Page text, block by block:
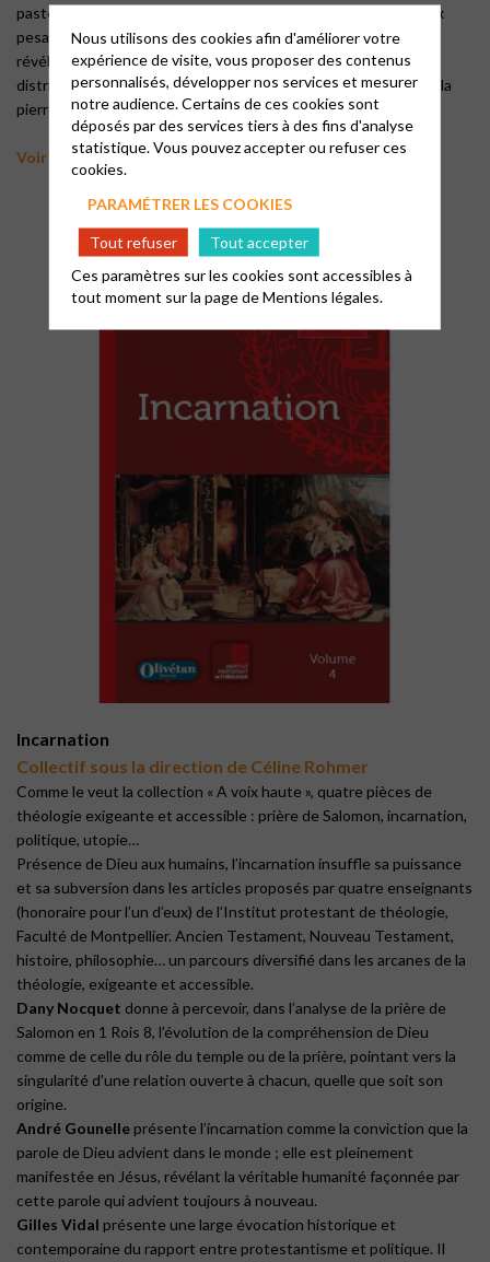
pasteur Arnaud van den Wiele, soulevant l’une après l’autre six
pesantes pierres du quotidien réputées bien loin de Dieu, et
révélant leur part inattendue de grâce : la pierre de la grande
distribution, la pierre de la terre, la pierre de la communication, la
pierre du look, la pierre des déchets, la pierre de l’autre.
Voir plus
Incarnation
Collectif sous la direction de Céline Rohmer
Comme le veut la collection « A voix haute », quatre pièces de
théologie exigeante et accessible : prière de Salomon, incarnation,
politique, utopie…
Présence de Dieu aux humains, l’incarnation insuffle sa puissance
et sa subversion dans les articles proposés par quatre enseignants
(honoraire pour l’un d’eux) de l’Institut protestant de théologie,
Faculté de Montpellier. Ancien Testament, Nouveau Testament,
histoire, philosophie… un parcours diversifié dans les arcanes de la
théologie, exigeante et accessible.
Dany Nocquet donne à percevoir, dans l’analyse de la prière de
Salomon en 1 Rois 8, l’évolution de la compréhension de Dieu
comme de celle du rôle du temple ou de la prière, pointant vers la
singularité d’une relation ouverte à chacun, quelle que soit son
origine.
André Gounelle présente l’incarnation comme la conviction que la
parole de Dieu advient dans le monde ; elle est pleinement
manifestée en Jésus, révélant la véritable humanité façonnée par
cette parole qui advient toujours à nouveau.
Gilles Vidal présente une large évocation historique et
contemporaine du rapport entre protestantisme et politique. Il
Nous utilisons des cookies afin d'améliorer votre
expérience de visite, vous proposer des contenus
personnalisés, développer nos services et mesurer
notre audience. Certains de ces cookies sont
déposés par des services tiers à des fins d'analyse
statistique. Vous pouvez accepter ou refuser ces
cookies.
PARAMÉTRER LES COOKIES
Tout refuser
Tout accepter
Ces paramètres sur les cookies sont accessibles à
tout moment sur la page deMentions légales.